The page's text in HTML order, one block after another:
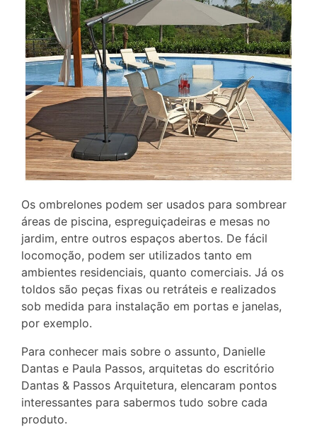
Os ombrelones podem ser usados para sombrear
áreas de piscina, espreguiçadeiras e mesas no
jardim, entre outros espaços abertos. De fácil
locomoção, podem ser utilizados tanto em
ambientes residenciais, quanto comerciais. Já os
toldos são peças fixas ou retráteis e realizados
sob medida para instalação em portas e janelas,
por exemplo.
Para conhecer mais sobre o assunto, Danielle
Dantas e Paula Passos, arquitetas do escritório
Dantas & Passos Arquitetura, elencaram pontos
interessantes para sabermos tudo sobre cada
produto.